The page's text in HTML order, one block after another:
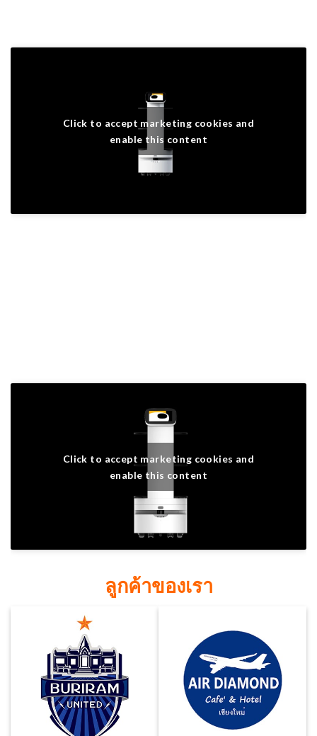
Click to accept marketing cookies and
enable this content
Click to accept marketing cookies and
enable this content
ลูกค้าของเรา